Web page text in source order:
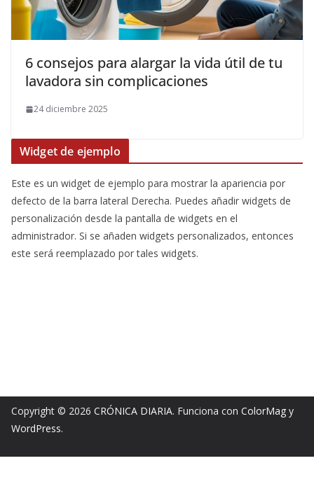
6 consejos para alargar la vida útil de tu
lavadora sin complicaciones
24 diciembre 2025
Widget de ejemplo
Este es un widget de ejemplo para mostrar la apariencia por
defecto de la barra lateral Derecha. Puedes añadir widgets de
personalización desde la pantalla de widgets en el
administrador. Si se añaden widgets personalizados, entonces
este será reemplazado por tales widgets.
Copyright © 2026 CRÓNICA DIARIA. Funciona con ColorMag y
WordPress.